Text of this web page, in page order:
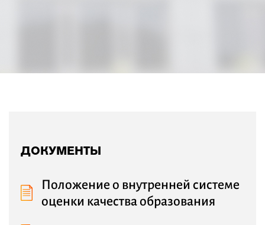
ДОКУМЕНТЫ
Положение о внутренней системе
оценки качества образования